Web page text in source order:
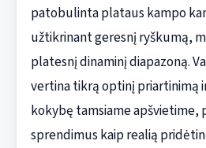
patobulinta plataus kampo
užtikrinant geresnį ryškumą,
platesnį dinaminį diapazoną.
vertina tikrą optinį priartinimą
kokybę tamsiame apšvietime,
sprendimus kaip realią